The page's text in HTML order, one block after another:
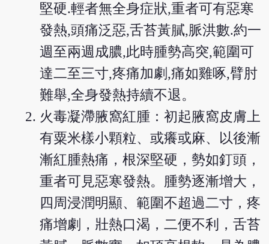
堅硬.輕者無全身症狀,重者可有惡寒
發熱,頭痛泛惡,舌苔黃膩,脈洪數.約一
週至兩週成膿,此時腫勢高突,範圍可
達二至三寸,疼痛加劇,痛如雞啄,臂肘
難舉,全身發熱持續不退。
火毒凝滯腋窩紅腫：初起腋窩皮膚上
有粟米樣小顆粒、或癢或麻、以後漸
漸紅腫熱痛，根深堅硬，勢如釘頭，
重者可見惡寒發熱。腫勢逐漸增大，
四周浸潤明顯、範圍不超過二寸，疼
痛增劇，壯熱口渴，二便不利，舌苔